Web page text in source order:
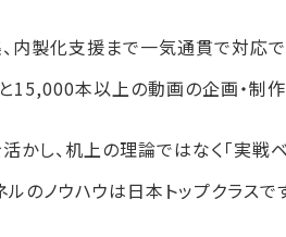
内製化支援まで一気通貫で対応
本以上の動画の企画・制作
し、机上の理論ではなく「実戦
のノウハウは日本トップクラスで